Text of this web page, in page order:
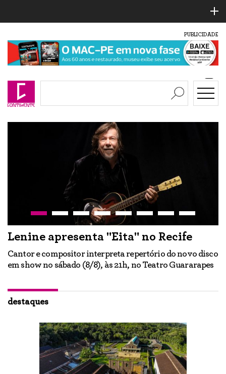
PUBLICIDADE
Lenine apresenta "Eita" no Recife
Cantor e compositor interpreta repertório do novo disco
em show no sábado (8/8), às 21h, no Teatro Guararapes
destaques